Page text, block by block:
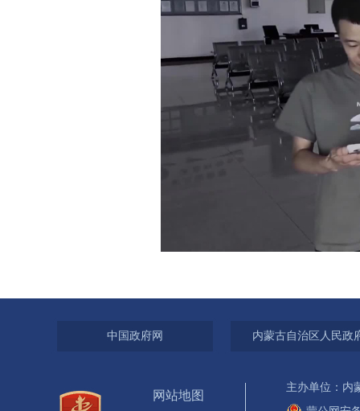
中国政府网 内蒙古自治区人民政
网站地图
主办单位：内